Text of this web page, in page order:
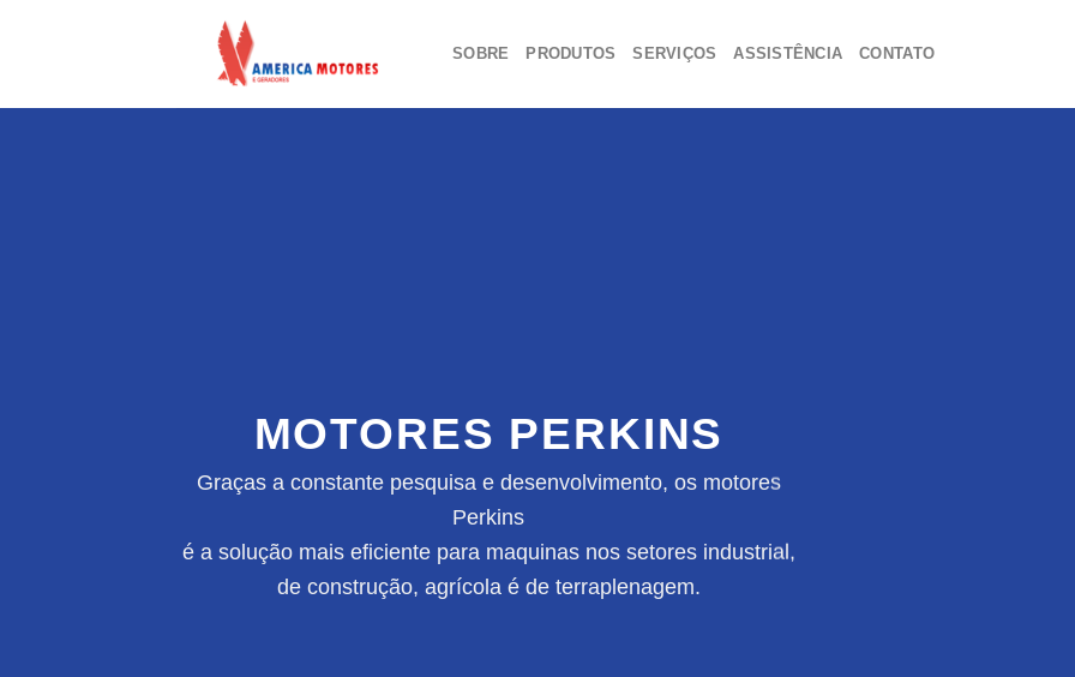
SOBRE PRODUTOS SERVIÇOS ASSISTÊNCIA CONTATO
MOTORES PERKINS
Graças a constante pesquisa e desenvolvimento, os motores
Perkins
é a solução mais eficiente para maquinas nos setores industrial,
de construção, agrícola é de terraplenagem.